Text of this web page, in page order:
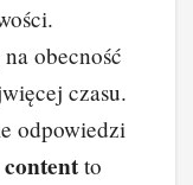
obecność
czasu.
odpowiedzi
to